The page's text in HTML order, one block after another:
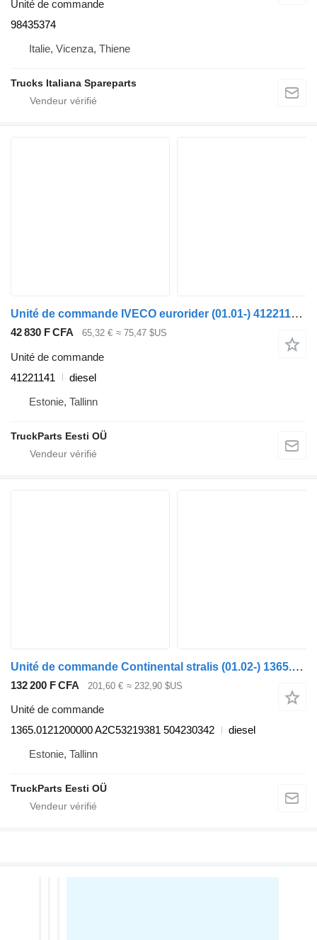
Unité de commande
98435374
Italie, Vicenza, Thiene
Trucks Italiana Spareparts
Unité de commande IVECO eurorider (01.01-) 41221141 pour Irisbus Access, Evadys, Axer, Karosa, Recreo, Domino, Agora, Citelis, Eurorider (1999-)
42 830 F CFA 65,32 € ≈ 75,47 $US
Unité de commande
41221141
diesel
Estonie, Tallinn
TruckParts Eesti OÜ
Unité de commande Continental stralis (01.02-) 1365.0121200000 pour tracteur routier IVECO Stralis, Trakker (2002-)
132 200 F CFA 201,60 € ≈ 232,90 $US
Unité de commande
1365.0121200000 A2C53219381 504230342
diesel
Estonie, Tallinn
TruckParts Eesti OÜ